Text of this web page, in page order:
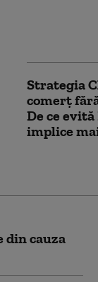
Strategia
comerț
De ce
implice
din cauza